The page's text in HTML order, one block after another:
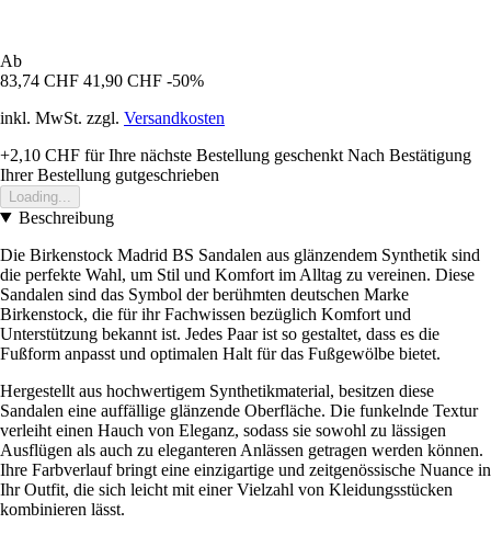
Ab
83,74 CHF 41,90 CHF -50%
inkl. MwSt. zzgl. Versandkosten
+2,10 CHF für Ihre nächste Bestellung geschenkt Nach Bestätigung
Ihrer Bestellung gutgeschrieben
Loading...
Beschreibung
Die Birkenstock Madrid BS Sandalen aus glänzendem Synthetik sind
die perfekte Wahl, um Stil und Komfort im Alltag zu vereinen. Diese
Sandalen sind das Symbol der berühmten deutschen Marke
Birkenstock, die für ihr Fachwissen bezüglich Komfort und
Unterstützung bekannt ist. Jedes Paar ist so gestaltet, dass es die
Fußform anpasst und optimalen Halt für das Fußgewölbe bietet.
Hergestellt aus hochwertigem Synthetikmaterial, besitzen diese
Sandalen eine auffällige glänzende Oberfläche. Die funkelnde Textur
verleiht einen Hauch von Eleganz, sodass sie sowohl zu lässigen
Ausflügen als auch zu eleganteren Anlässen getragen werden können.
Ihre Farbverlauf bringt eine einzigartige und zeitgenössische Nuance in
Ihr Outfit, die sich leicht mit einer Vielzahl von Kleidungsstücken
kombinieren lässt.